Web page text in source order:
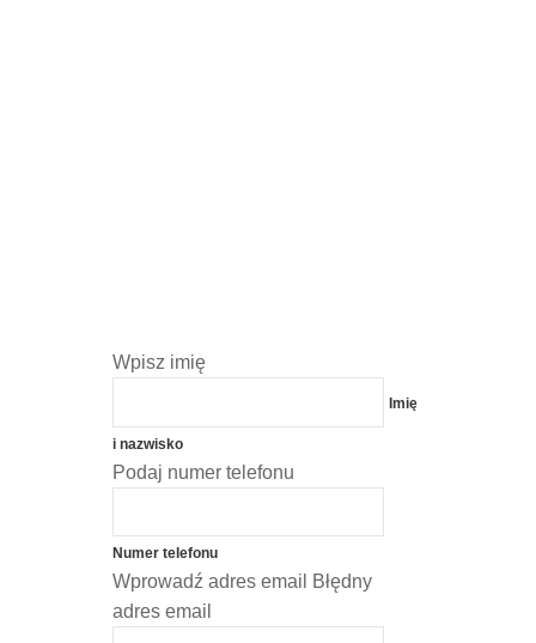
Wpisz imię
Imię
i nazwisko
Podaj numer telefonu
Numer telefonu
Wprowadź adres email
Błędny
adres email